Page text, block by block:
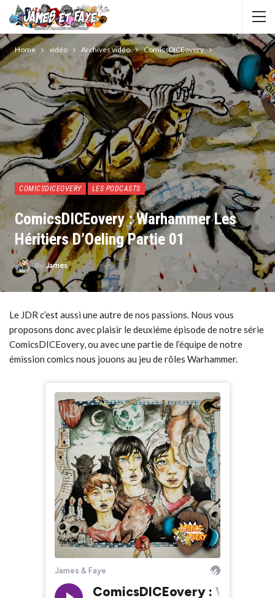
Home vidéo Archives vidéo ComicsDICEovery
COMICSDICEOVERY LES PODCASTS
ComicsDICEovery : Warhammer Les
Héritiers D’Oeling Partie 01
By James
Le JDR c’est aussi une autre de nos passions. Nous vous
proposons donc avec plaisir le deuxième épisode de notre série
ComicsDICEovery, ou avec une partie de l’équipe de notre
émission comics nous jouons au jeu de rôles Warhammer.